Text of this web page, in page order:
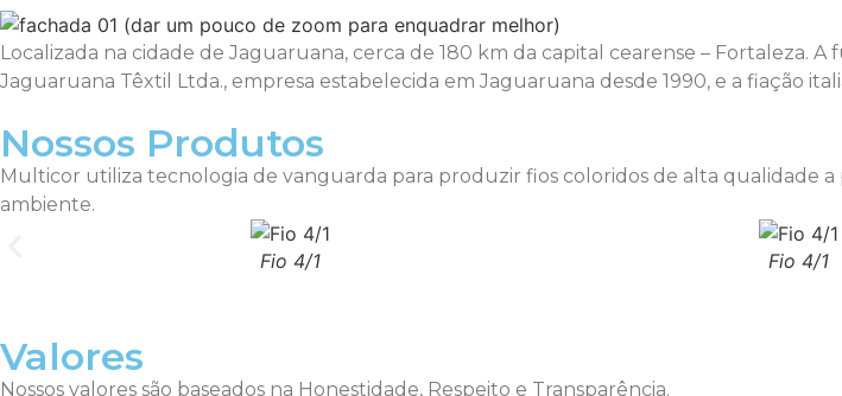
Localizada na cidade de Jaguaruana, cerca de 180 km da capital cearense – Fortaleza.
Jaguaruana Têxtil Ltda., empresa estabelecida em Jaguaruana desde 1990, e a fiação
Nossos Produtos
Multicor utiliza tecnologia de vanguarda para produzir fios coloridos de alta qualidade
ambiente.
Fio 4/1 Fio 4/1
Valores
Nossos valores são baseados na Honestidade, Respeito e Transparência.